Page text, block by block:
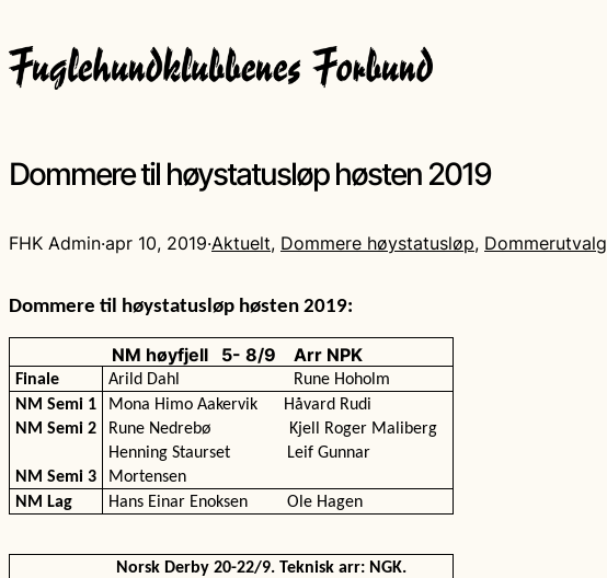
Dommere til høystatusløp høsten 2019
FHK Admin·apr 10, 2019·Aktuelt, Dommere høystatusløp, Dommerutvalg
Dommere til høystatusløp høsten 2019:
NM høyfjell 5- 8/9 Arr NPK
Finale Arild Dahl
Rune Hoholm
NM Semi 1
Mona Himo Aakervik
Håvard Rudi
NM Semi 2
Rune Nedrebø Kjell Roger Maliberg
NM Semi 3
Henning Staurset
Leif Gunnar
Mortensen
NM Lag
Hans Einar Enoksen Ole Hagen
Norsk Derby 20-22/9. Teknisk arr: NGK.